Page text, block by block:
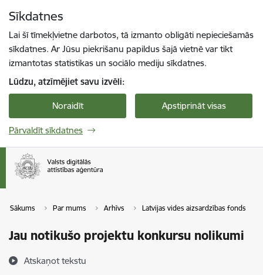
Sīkdatnes
Lai šī tīmekļvietne darbotos, tā izmanto obligāti nepieciešamās
sīkdatnes. Ar Jūsu piekrišanu papildus šajā vietnē var tikt
izmantotas statistikas un sociālo mediju sīkdatnes.
Lūdzu, atzīmējiet savu izvēli:
Noraidīt Apstiprināt visas
Pārvaldīt sīkdatnes
Sākums Par mums Arhīvs Latvijas vides aizsardzības fonds
Jau notikušo projektu konkursu nolikumi
Atskaņot tekstu